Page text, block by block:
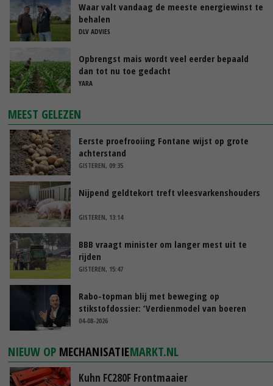
Waar valt vandaag de meeste energiewinst te
behalen
DLV ADVIES
Opbrengst mais wordt veel eerder bepaald
dan tot nu toe gedacht
YARA
MEEST GELEZEN
Eerste proefrooiing Fontane wijst op grote
achterstand
GISTEREN, 09:35
Nijpend geldtekort treft vleesvarkenshouders
GISTEREN, 13:14
BBB vraagt minister om langer mest uit te
rijden
GISTEREN, 15:47
Rabo-topman blij met beweging op
stikstofdossier: ‘Verdienmodel van boeren
blijft cruciaal’
04-08-2026
NIEUW OP MECHANISATIEMARKT.NL
Kuhn FC280F Frontmaaier